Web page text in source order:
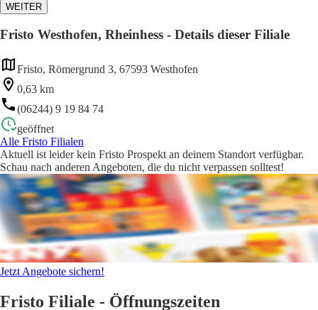
WEITER
Fristo Westhofen, Rheinhess - Details dieser Filiale
Fristo, Römergrund 3, 67593 Westhofen
0,63 km
(06244) 9 19 84 74
geöffnet
Alle Fristo Filialen
Aktuell ist leider kein Fristo Prospekt an deinem Standort verfügbar.
Schau nach anderen Angeboten, die du nicht verpassen solltest!
Jetzt Angebote sichern!
Fristo Filiale - Öffnungszeiten